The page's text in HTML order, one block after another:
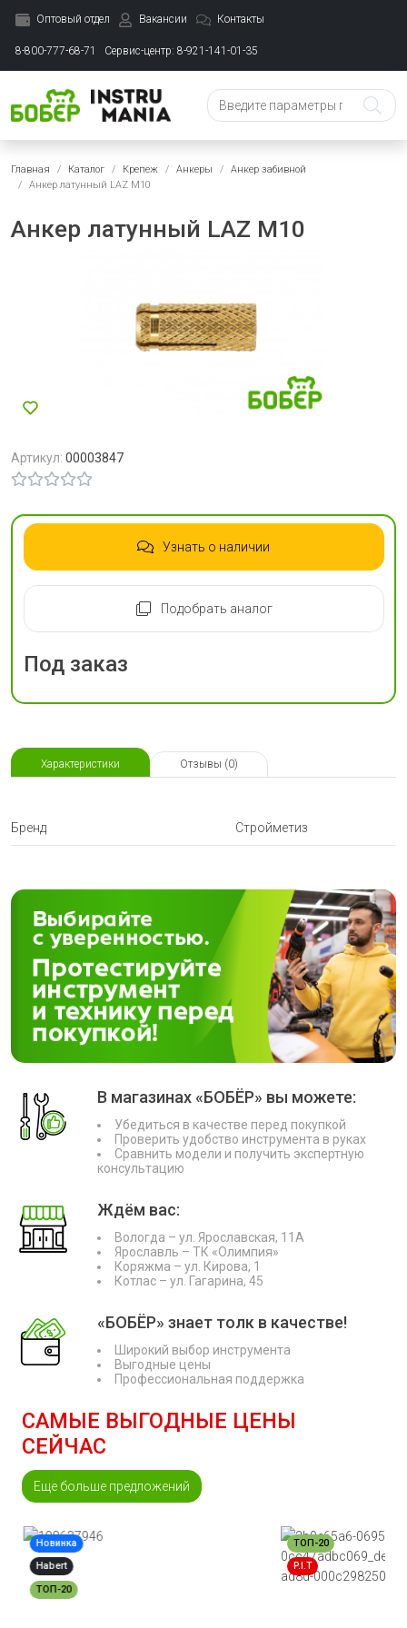
Оптовый отдел Вакансии Контакты
8-800-777-68-71 Сервис-центр: 8-921-141-01-35
Главная Каталог Крепеж Анкеры
Анкер забивной
Анкер латунный LAZ М10
Анкер латунный LAZ М10
Артикул: 00003847
Узнать о наличии
Подобрать аналог
Под заказ
Характеристики Отзывы (0)
Бренд Стройметиз
В магазинах «БОБЁР» вы можете:
Убедиться в качестве перед покупкой
Проверить удобство инструмента в руках
Сравнить модели и получить экспертную
консультацию
Ждём вас:
Вологда – ул. Ярославская, 11А
Ярославль – ТК «Олимпия»
Коряжма – ул. Кирова, 1
Котлас – ул. Гагарина, 45
«БОБЁР» знает толк в качестве!
Широкий выбор инструмента
Выгодные цены
Профессиональная поддержка
САМЫЕ ВЫГОДНЫЕ ЦЕНЫ
СЕЙЧАС
Еще больше предложений
Новинка
Habert
ТОП-20
ТОП-20
P.I.T